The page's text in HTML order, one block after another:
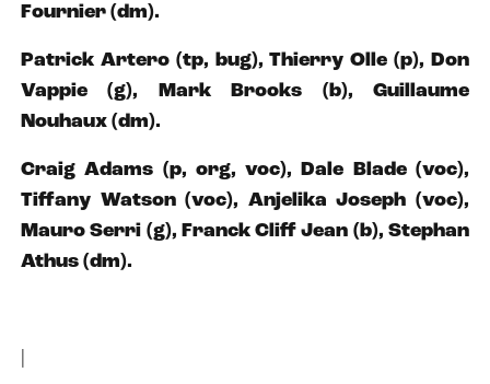
Fournier (dm).
Patrick Artero (tp, bug), Thierry Olle (p), Don
Vappie (g), Mark Brooks (b), Guillaume
Nouhaux (dm).
Craig Adams (p, org, voc), Dale Blade (voc),
Tiffany Watson (voc), Anjelika Joseph (voc),
Mauro Serri (g), Franck Cliff Jean (b), Stephan
Athus (dm).